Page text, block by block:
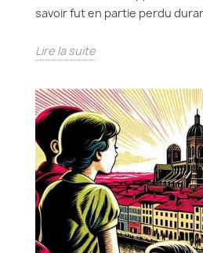
savoir fut en partie perdu
Lire la suite